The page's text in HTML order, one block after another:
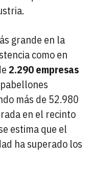
grande en la
como en
2.290 empresas
más de 52.980
en el recinto
estima que el
ha superado los